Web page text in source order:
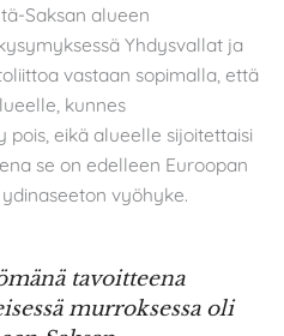
Saksan alueen
Yhdysvallat ja
vastaan sopimalla, että
kunnes
eikä alueelle sijoitettaisi
se on edelleen Euroopan
vyöhyke.
tavoitteena
murroksessa oli